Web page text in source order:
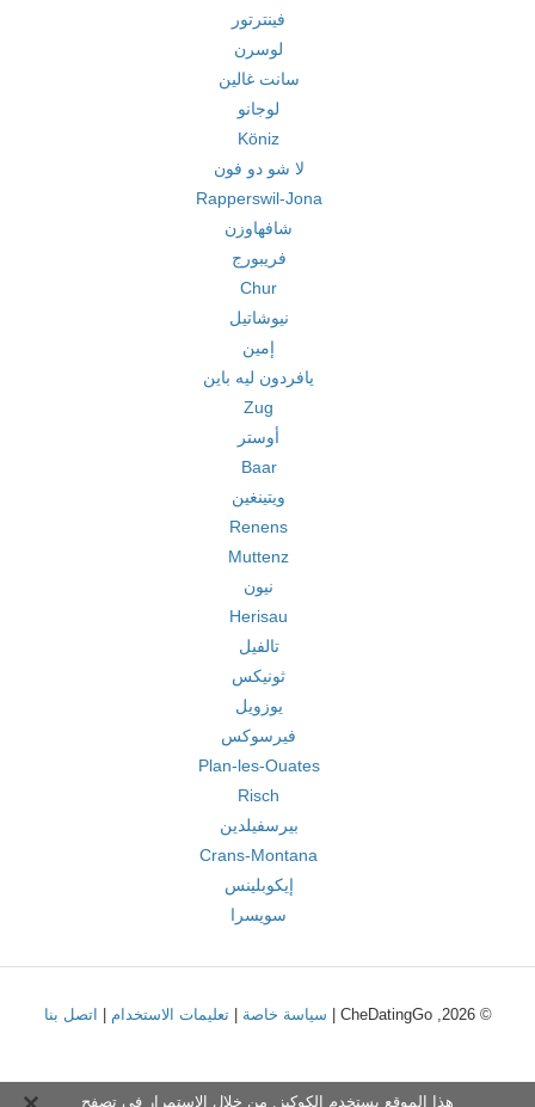
فينترتور
لوسرن
سانت غالين
لوجانو
Köniz
لا شو دو فون
Rapperswil-Jona
شافهاوزن
فريبورج
Chur
نيوشاتيل
إمين
يافردون ليه باين
Zug
أوستر
Baar
ويتينغين
Renens
Muttenz
نيون
Herisau
تالفيل
ثونيكس
يوزويل
فيرسوكس
Plan-les-Ouates
Risch
بيرسفيلدين
Crans-Montana
إيكوبلينس
سويسرا
© 2026, CheDatingGo | سياسة خاصة |تعليمات الاستخدام اتصل بنا
هذا الموقع يستخدم الكوكيز. من خلال الاستمرار في تصفح